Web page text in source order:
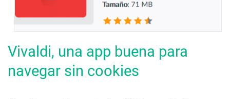
Vivaldi, una app buena para
navegar sin cookies